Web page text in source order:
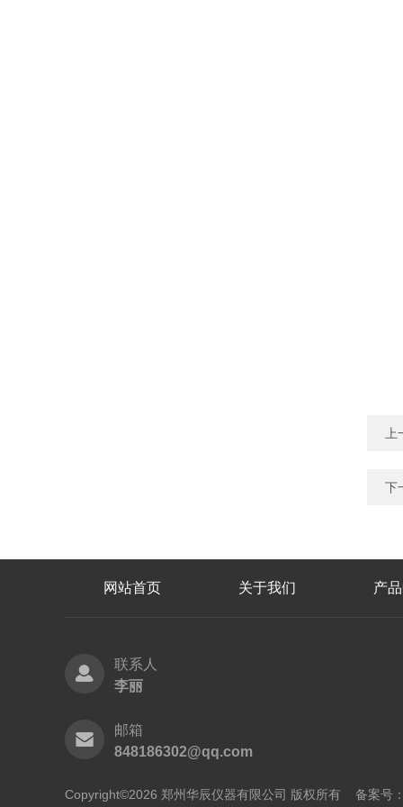
下
网站首页 关于我们 产
联系人
李丽
邮箱
848186302@qq.com
Copyright©2026 郑州华辰仪器有限公司 版权所有 备案号